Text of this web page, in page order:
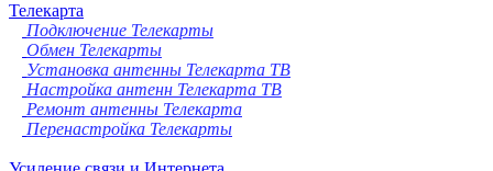
Телекарта
Подключение Телекарты
Обмен Телекарты
Установка антенны Телекарта ТВ
Настройка антенн Телекарта ТВ
Ремонт антенны Телекарта
Перенастройка Телекарты